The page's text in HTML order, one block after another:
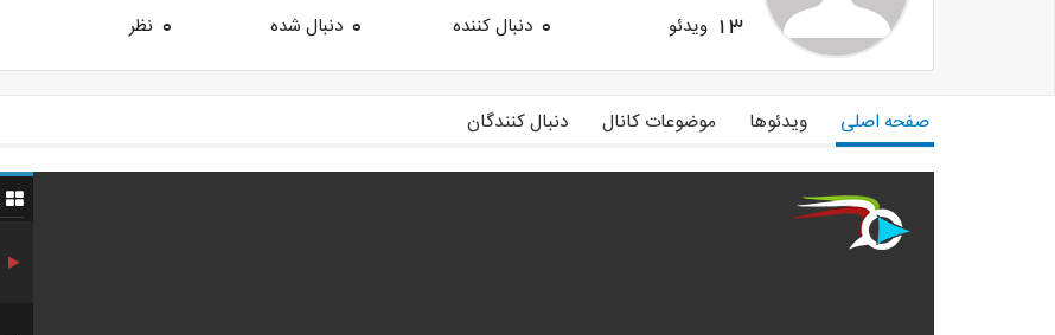
13 ویدئو 0 دنبال کننده 0 دنبال شده 0 نظر
صفحه اصلی ویدئوها موضوعات کانال دنبال کنندگان